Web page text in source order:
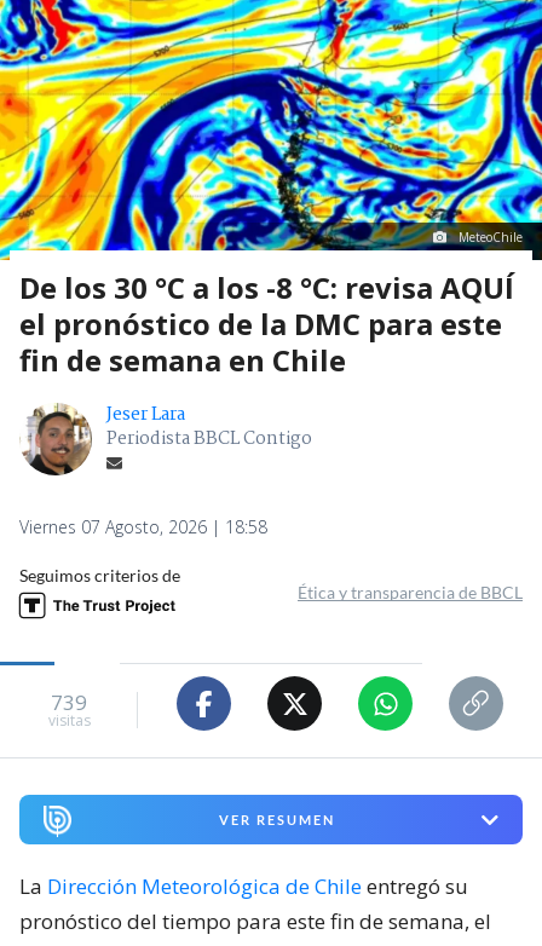
MeteoChile
De los 30 °C a los -8 °C: revisa AQUÍ
el pronóstico de la DMC para este
fin de semana en Chile
Jeser Lara
Periodista BBCL Contigo
Viernes 07 Agosto, 2026 | 18:58
Seguimos criterios de
Ética y transparencia de BBCL
739
visitas
VER RESUMEN
La Dirección Meteorológica de Chileentregó su
pronóstico del tiempo para este fin de semana, el